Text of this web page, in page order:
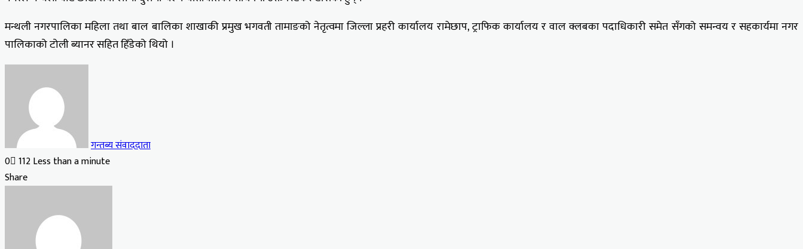
मन्थली नगरपालिका महिला तथा बाल बालिका शाखाकी प्रमुख भगवती तामाङको नेतृत्वमा जिल्ला प्रहरी कार्यालय रामेछाप, ट्राफिक कार्यालय र वाल क्लबका पदाधिकारी समेत सँगको समन्वय र सहकार्यमा नगर
पालिकाको टोली ब्यानर सहित हिँडेको थियो ।
गन्तब्य संवाददाता
0 112Less than a minute
Facebook
X
LinkedIn
Tumblr
Pinterest
Reddit
VKontakte
Odnoklassniki
Pocket
Share